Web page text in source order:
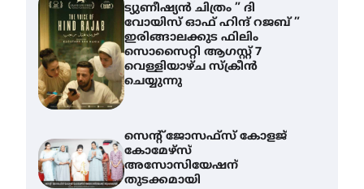
ട്യുണീഷ്യൻ ചിത്രം ” ദി
വോയിസ് ഓഫ് ഹിന്ദ് റജബ് ”
ഇരിങ്ങാലക്കുട ഫിലിം
സൊസൈറ്റി ആഗസ്റ്റ് 7
വെള്ളിയാഴ്ച സ്‌ക്രീൻ
ചെയ്യുന്നു
സെന്റ് ജോസഫ്സ് കോളജ്
കോമേഴ്‌സ്
അസോസിയേഷന്
തുടക്കമായി